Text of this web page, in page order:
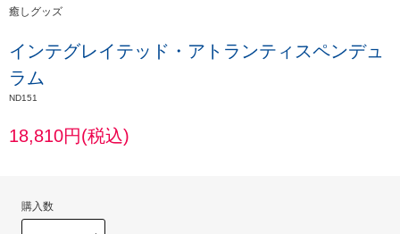
癒しグッズ
インテグレイテッド・アトランティスペンデュ
ラム
ND151
18,810円(税込)
購入数